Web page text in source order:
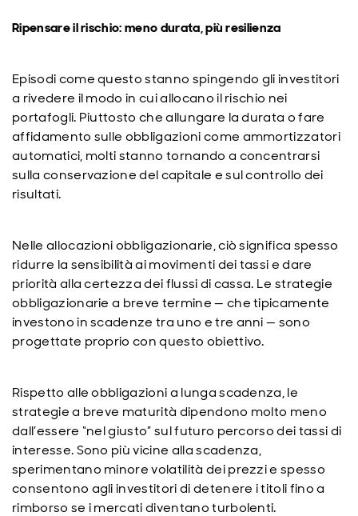
Ripensare il rischio: meno durata, più resilienza
Episodi come questo stanno spingendo gli investitori
a rivedere il modo in cui allocano il rischio nei
portafogli. Piuttosto che allungare la durata o fare
affidamento sulle obbligazioni come ammortizzatori
automatici, molti stanno tornando a concentrarsi
sulla conservazione del capitale e sul controllo dei
risultati.
Nelle allocazioni obbligazionarie, ciò significa spesso
ridurre la sensibilità ai movimenti dei tassi e dare
priorità alla certezza dei flussi di cassa. Le strategie
obbligazionarie a breve termine — che tipicamente
investono in scadenze tra uno e tre anni — sono
progettate proprio con questo obiettivo.
Rispetto alle obbligazioni a lunga scadenza, le
strategie a breve maturità dipendono molto meno
dall’essere “nel giusto” sul futuro percorso dei tassi di
interesse. Sono più vicine alla scadenza,
sperimentano minore volatilità dei prezzi e spesso
consentono agli investitori di detenere i titoli fino a
rimborso se i mercati diventano turbolenti.